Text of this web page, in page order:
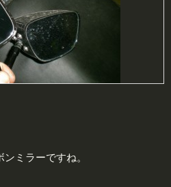
ミラーですね。